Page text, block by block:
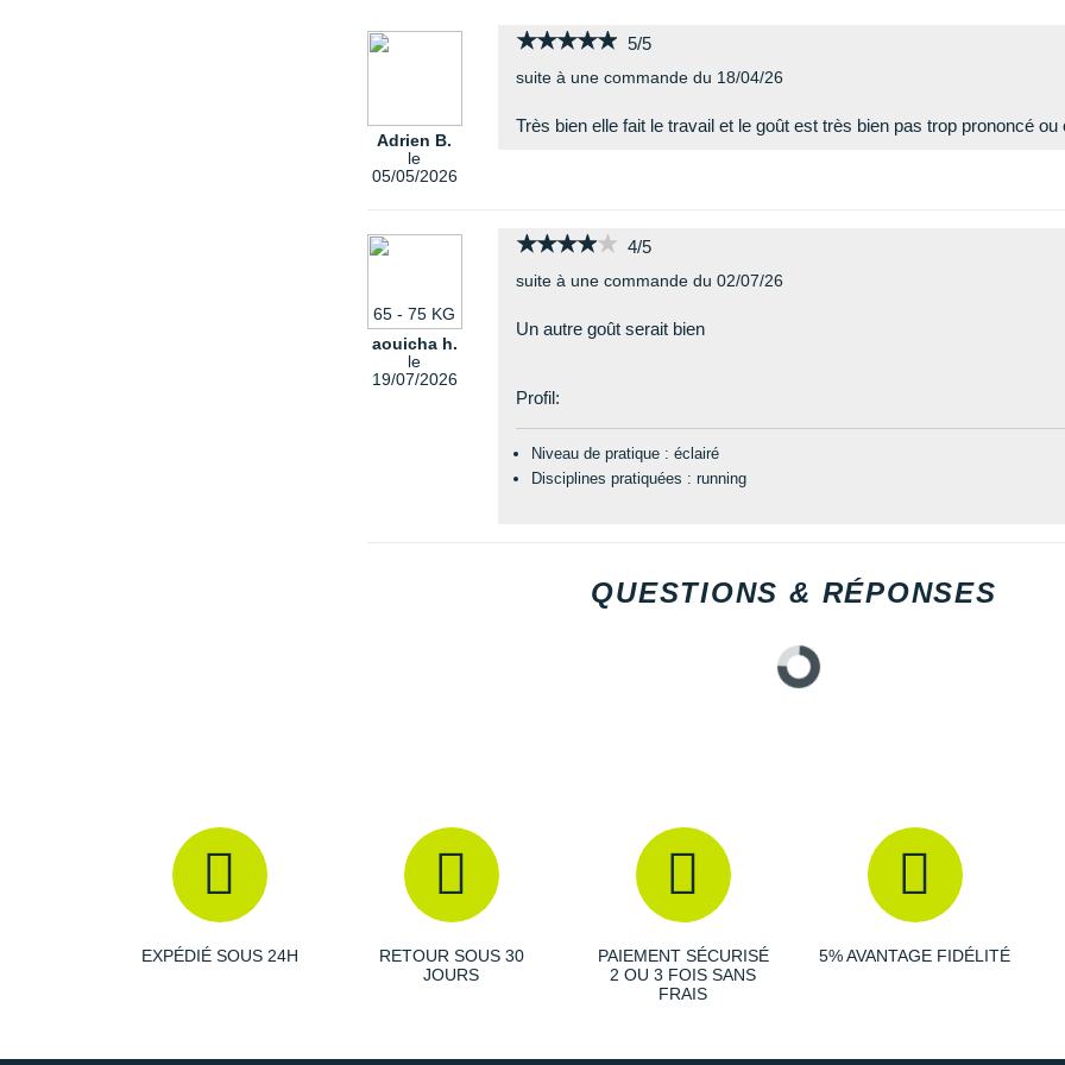
Adrien B.
le
05/05/2026
★★★★★
★★★★★ 5/5
suite à une commande du 18/04/26
Très bien elle fait le travail et le goût est très bien pas trop prononcé ou
65 - 75 KG
aouicha h.
le
19/07/2026
★★★★★
★★★★★ 4/5
suite à une commande du 02/07/26
Un autre goût serait bien
Profil:
Niveau de pratique : éclairé
Disciplines pratiquées : running
QUESTIONS & RÉPONSES
EXPÉDIÉ SOUS 24H
RETOUR SOUS 30
JOURS
PAIEMENT SÉCURISÉ
2 OU 3 FOIS SANS
FRAIS
5% AVANTAGE FIDÉLITÉ